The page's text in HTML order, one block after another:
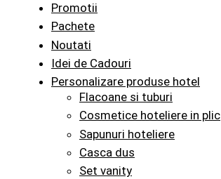
Promotii
Pachete
Noutati
Idei de Cadouri
Personalizare produse hotel
Flacoane si tuburi
Cosmetice hoteliere in plic
Sapunuri hoteliere
Casca dus
Set vanity